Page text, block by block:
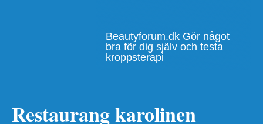
Beautyforum.dk Gör något
bra för dig själv och testa
kroppsterapi
Restaurang karolinen